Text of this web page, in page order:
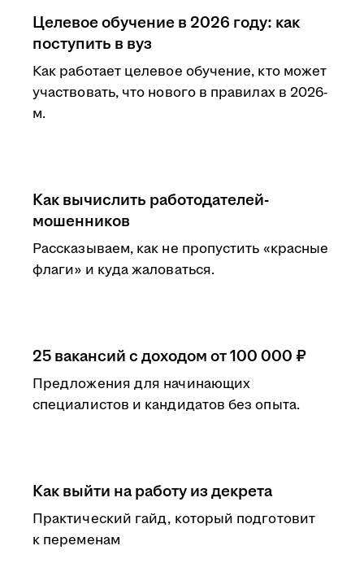
Целевое обучение в 2026 году: как
поступить в вуз
Как работает целевое обучение, кто может
участвовать, что нового в правилах в 2026-
м.
Как вычислить работодателей-
мошенников
Рассказываем, как не пропустить «красные
флаги» и куда жаловаться.
25 вакансий с доходом от 100 000 ₽
Предложения для начинающих
специалистов и кандидатов без опыта.
Как выйти на работу из декрета
Практический гайд, который подготовит
к переменам